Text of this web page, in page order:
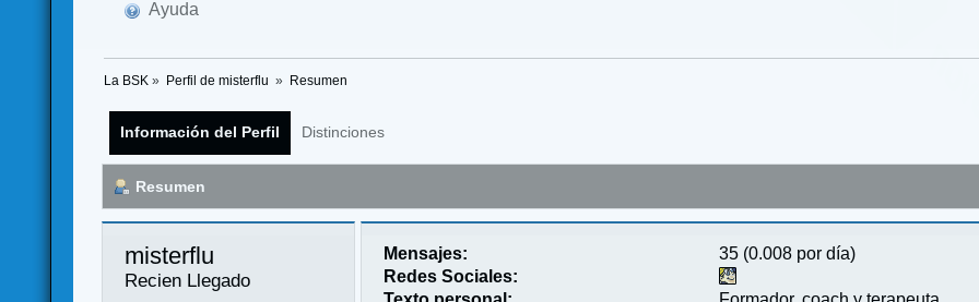
Ayuda
La BSK » Perfil de misterflu » Resumen
Información del Perfil Distinciones
Resumen
misterflu
Recien Llegado
Mensajes:
35 (0.008 por día)
Redes Sociales: